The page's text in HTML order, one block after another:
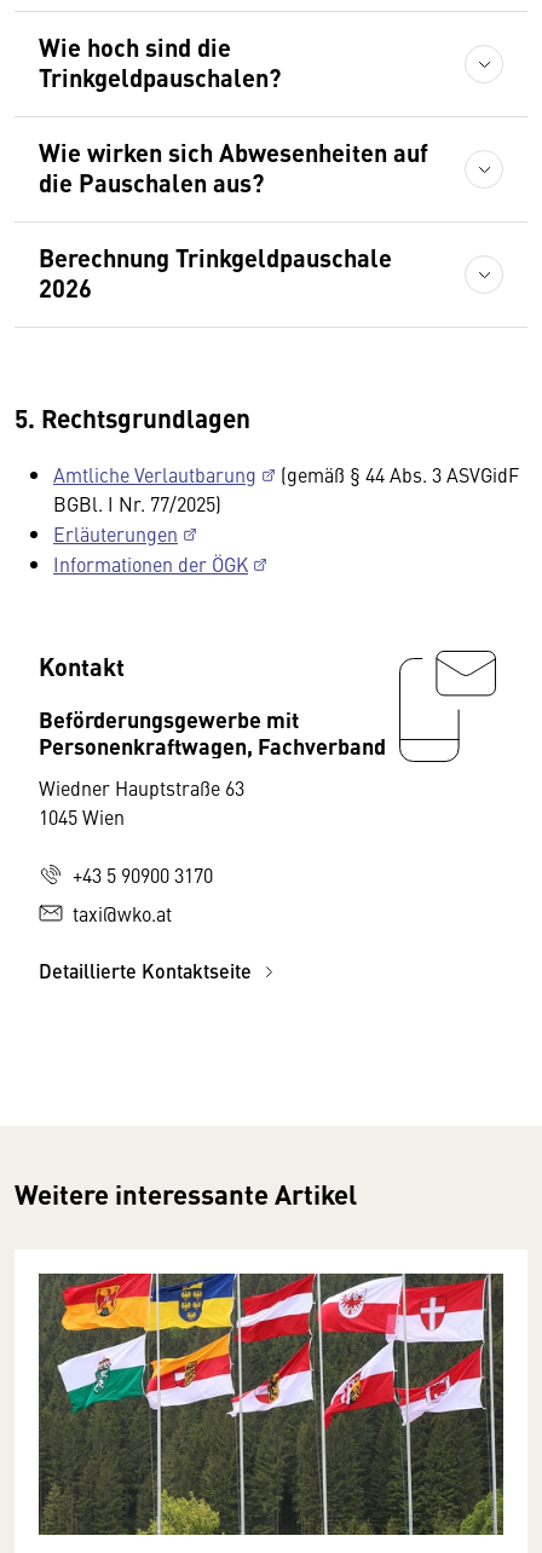
Wie hoch sind die
Trinkgeldpauschalen?
Wie wirken sich Abwesenheiten auf
die Pauschalen aus?
Berechnung Trinkgeldpauschale
2026
5. Rechtsgrundlagen
Amtliche Verlautbarung
(gemäß § 44 Abs. 3 ASVGidF
BGBl. I Nr. 77/2025)
Erläuterungen
Informationen der ÖGK
Kontakt
Beförderungsgewerbe mit
Personenkraftwagen, Fachverband
Wiedner Hauptstraße 63
1045 Wien
+43 5 90900 3170
taxi@wko.at
Detaillierte Kontaktseite
Weitere interessante Artikel